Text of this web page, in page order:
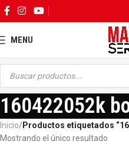
MENU
160422052k
Inicio
Productos etiquetados
Mostrando el único resultado